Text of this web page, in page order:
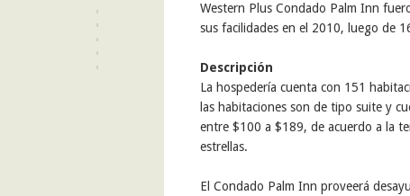
Western Plus Condado Palm Inn
sus facilidades en el 2010, luego de
Descripción
La hospedería cuenta con 151
las habitaciones son de tipo suite y
entre $100 a $189, de acuerdo a la
estrellas.
El Condado Palm Inn proveerá